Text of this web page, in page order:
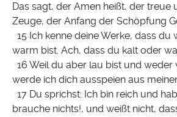
Das sagt, der Amen heißt, der treue
Zeuge, der Anfang der Schöpfung
15 Ich kenne deine Werke, dass du
warm bist. Ach, dass du kalt oder
16 Weil du aber lau bist und weder
werde ich dich ausspeien aus
17 Du sprichst: Ich bin reich und
brauche nichts!, und weißt nicht,